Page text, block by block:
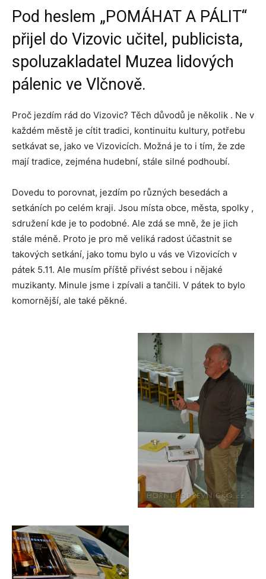
Pod heslem „POMÁHAT A PÁLIT“
přijel do Vizovic učitel, publicista,
spoluzakladatel Muzea lidových
pálenic ve Vlčnově.
Proč jezdím rád do Vizovic? Těch důvodů je několik . Ne v
každém městě je cítit tradici, kontinuitu kultury, potřebu
setkávat se, jako ve Vizovicích. Možná je to i tím, že zde
mají tradice, zejména hudební, stále silné podhoubí.
Dovedu to porovnat, jezdím po různých besedách a
setkáních po celém kraji. Jsou místa obce, města, spolky ,
sdružení kde je to podobné. Ale zdá se mně, že je jich
stále méně. Proto je pro mě veliká radost účastnit se
takových setkání, jako tomu bylo u vás ve Vizovicích v
pátek 5.11. Ale musím příště přivést sebou i nějaké
muzikanty. Minule jsme i zpívali a tančili. V pátek to bylo
komornější, ale také pěkné.